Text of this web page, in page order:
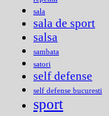
sala
sala de sport
salsa
sambata
satori
self defense
self defense bucuresti
sport